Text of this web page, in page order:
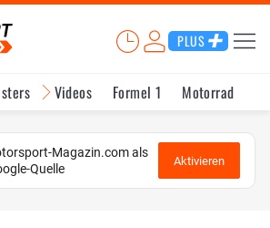
PLUS
Videos Formel 1 Motorrad
Magazin.com als
Quelle
Aktivieren